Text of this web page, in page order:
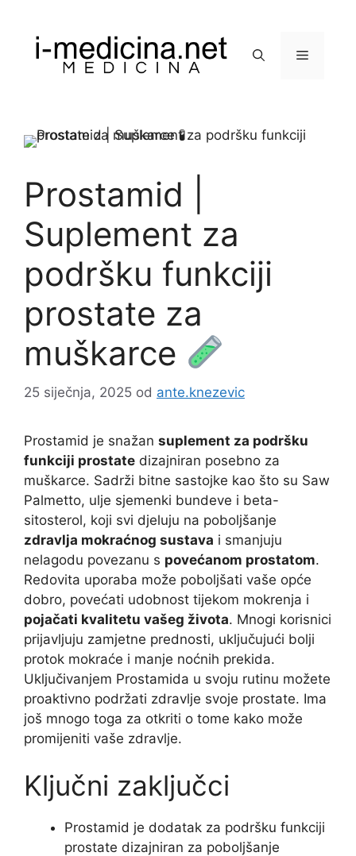
sadržaj
Izbornik
Prostamid |
Suplement za
podršku funkciji
prostate za
muškarce
25 siječnja, 2025 od ante.knezevic
Prostamid je snažan suplement za podršku
funkciji prostate dizajniran posebno za
muškarce. Sadrži bitne sastojke kao što su Saw
Palmetto, ulje sjemenki bundeve i beta-
sitosterol, koji svi djeluju na poboljšanje
zdravlja mokraćnog sustava i smanjuju
nelagodu povezanu s povećanom prostatom.
Redovita uporaba može poboljšati vaše opće
dobro, povećati udobnost tijekom mokrenja i
pojačati kvalitetu vašeg života. Mnogi korisnici
prijavljuju zamjetne prednosti, uključujući bolji
protok mokraće i manje noćnih prekida.
Uključivanjem Prostamida u svoju rutinu možete
proaktivno podržati zdravlje svoje prostate. Ima
još mnogo toga za otkriti o tome kako može
promijeniti vaše zdravlje.
Ključni zaključci
Prostamid je dodatak za podršku funkciji
prostate dizajniran za poboljšanje